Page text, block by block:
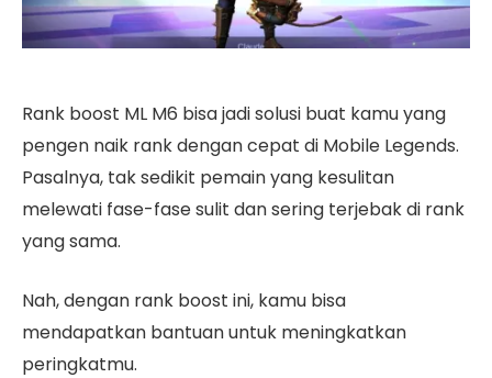
Rank boost ML M6 bisa jadi solusi buat kamu yang
pengen naik rank dengan cepat di Mobile Legends.
Pasalnya, tak sedikit pemain yang kesulitan
melewati fase-fase sulit dan sering terjebak di rank
yang sama.
Nah, dengan rank boost ini, kamu bisa
mendapatkan bantuan untuk meningkatkan
peringkatmu.